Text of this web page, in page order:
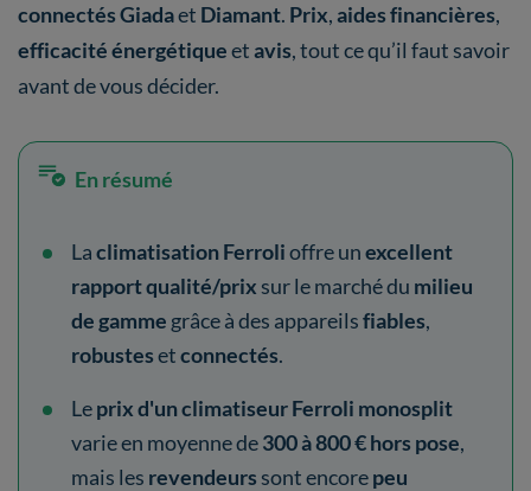
connectésGiadaet Diamant. Prix,aides financières,
efficacité énergétiqueetavis, tout ce qu’il faut savoir
avant de vous décider.
En résumé
Laclimatisation Ferrolioffre unexcellent
rapport qualité/prix sur le marché du milieu
de gamme grâce à des appareilsfiables,
robustesetconnectés.
Leprix d'un climatiseur Ferroli monosplit
varie en moyenne de300 à 800 € hors pose,
mais les revendeurs sont encorepeu